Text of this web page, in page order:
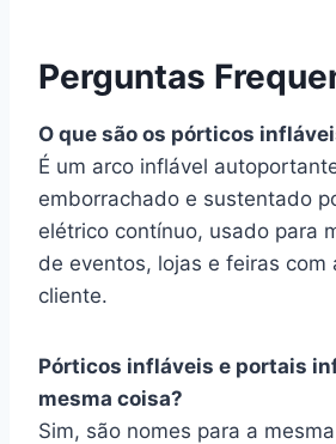
Perguntas
O que são os pórticos
É um arco inflável
emborrachado e sustentado
elétrico contínuo, usado para
de eventos, lojas e feiras com
cliente.
Pórticos infláveis e portais
mesma coisa?
Sim, são nomes para a